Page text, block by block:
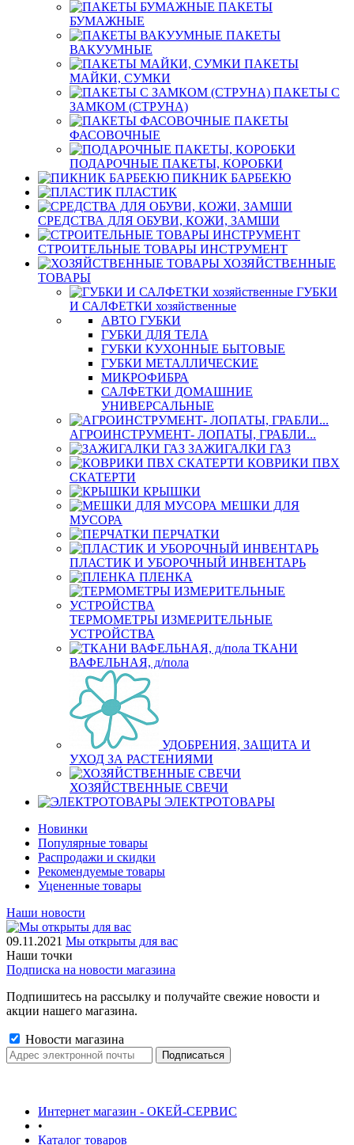
ПАКЕТЫ
БУМАЖНЫЕ
ПАКЕТЫ
ВАКУУМНЫЕ
ПАКЕТЫ
МАЙКИ, СУМКИ
ПАКЕТЫ С
ЗАМКОМ (СТРУНА)
ПАКЕТЫ
ФАСОВОЧНЫЕ
ПОДАРОЧНЫЕ ПАКЕТЫ, КОРОБКИ
ПИКНИК БАРБЕКЮ
ПЛАСТИК
СРЕДСТВА ДЛЯ ОБУВИ, КОЖИ, ЗАМШИ
СТРОИТЕЛЬНЫЕ ТОВАРЫ ИНСТРУМЕНТ
ХОЗЯЙСТВЕННЫЕ
ТОВАРЫ
ГУБКИ
И САЛФЕТКИ хозяйственные
АВТО ГУБКИ
ГУБКИ ДЛЯ ТЕЛА
ГУБКИ КУХОННЫЕ БЫТОВЫЕ
ГУБКИ МЕТАЛЛИЧЕСКИЕ
МИКРОФИБРА
САЛФЕТКИ ДОМАШНИЕ
УНИВЕРСАЛЬНЫЕ
АГРОИНСТРУМЕНТ- ЛОПАТЫ, ГРАБЛИ...
ЗАЖИГАЛКИ ГАЗ
КОВРИКИ ПВХ
СКАТЕРТИ
КРЫШКИ
МЕШКИ ДЛЯ
МУСОРА
ПЕРЧАТКИ
ПЛАСТИК И УБОРОЧНЫЙ ИНВЕНТАРЬ
ПЛЕНКА
ТЕРМОМЕТРЫ ИЗМЕРИТЕЛЬНЫЕ
УСТРОЙСТВА
ТКАНИ
ВАФЕЛЬНАЯ, д/пола
УДОБРЕНИЯ, ЗАЩИТА И
УХОД ЗА РАСТЕНИЯМИ
ХОЗЯЙСТВЕННЫЕ СВЕЧИ
ЭЛЕКТРОТОВАРЫ
Новинки
Популярные товары
Распродажи и скидки
Рекомендуемые товары
Уцененные товары
Наши новости
09.11.2021 Мы открыты для вас
Наши точки
Подписка на новости магазина
Подпишитесь на рассылку и получайте свежие новости и
акции нашего магазина.
Новости магазина
Интернет магазин - ОКЕЙ-СЕРВИС
•
Каталог товаров